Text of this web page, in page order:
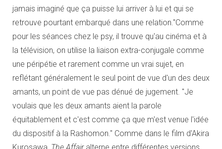
jamais imaginé que ça puisse lui arriver à lui et qui se
retrouve pourtant embarqué dans une relation."Comme
pour les séances chez le psy, il trouve qu'au cinéma et à
la télévision, on utilise la liaison extra-conjugale comme
une péripétie et rarement comme un vrai sujet, en
reflétant généralement le seul point de vue d'un des deux
amants, un point de vue pas dénué de jugement. "Je
voulais que les deux amants aient la parole
équitablement et c'est comme ça que m'est venue l'idée
du dispositif à la Rashomon." Comme dans le film d'Akira
Kurosawa, The Affairalterne entre différentes versions